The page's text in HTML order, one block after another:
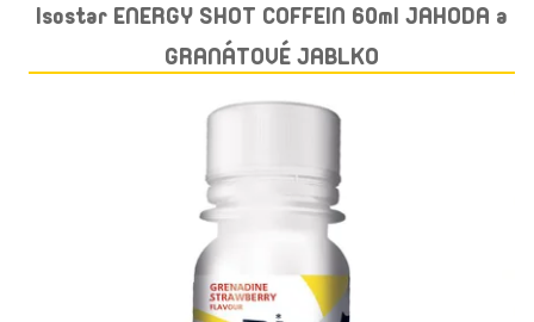
Isostar ENERGY SHOT COFFEIN 60ml JAHODA a
GRANÁTOVÉ JABLKO